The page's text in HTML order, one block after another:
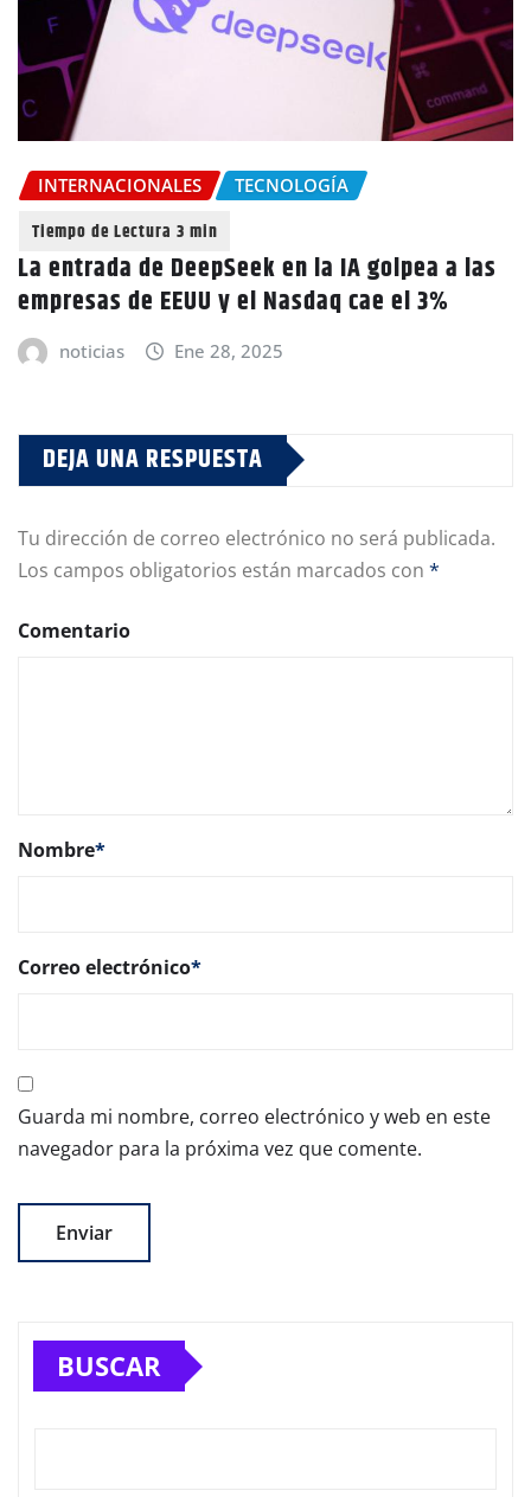
INTERNACIONALES TECNOLOGÍA
La entrada de DeepSeek en la IA golpea a las
empresas de EEUU y el Nasdaq cae el 3%
noticias Ene 28, 2025
DEJA UNA RESPUESTA
Tu dirección de correo electrónico no será publicada.
Los campos obligatorios están marcados con *
Comentario
Nombre*
Correo electrónico*
Guarda mi nombre, correo electrónico y web en este
navegador para la próxima vez que comente.
BUSCAR